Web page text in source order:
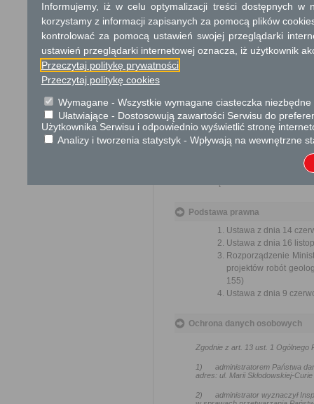
Tryb odwoławczy
Odwołanie wnosi się do
za pośrednictwem organu,
jego nadania w polskiej
Przedmiotem skargi może
ich pracowników, naruszenie
spraw.
Przedmiotem wniosku
usprawnienie pracy i
Organ właściwy dla
Podstawa prawna
Ustawa z dnia 14
Ustawa z dnia 16
Rozporządzenie
projektów robót
155)
Ustawa z dnia 9
Ochrona danych osobowych
Zgodnie z art. 13 ust. 1 Ogólnego
1) administratorem Państwa
adres: ul. Marii Skłodowskiej-
2) administrator wyznaczył
Informujemy, iż w celu optymalizacji treści dostępnych w
korzystamy z informacji zapisanych za pomocą plików
kontrolować za pomocą ustawień swojej przeglądarki
ustawień przeglądarki internetowej oznacza, iż użytkownik
Przeczytaj politykę prywatności
Przeczytaj politykę cookies
Wymagane - Wszystkie wymagane ciasteczka
Ułatwiające - Dostosowują zawartości Serwisu do
Użytkownika Serwisu i odpowiednio wyświetlić stronę
Analizy i tworzenia statystyk - Wpływają na wewnętrzne